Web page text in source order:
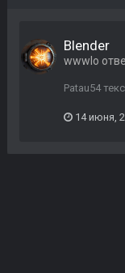
Blender
wwwlo
Patau54
14 июня,